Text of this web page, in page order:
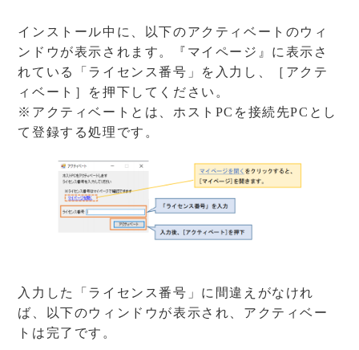
インストール中に、以下のアクティベートのウィ
ンドウが表示されます。『マイページ』に表示さ
れている「ライセンス番号」を入力し、［アクテ
ィベート］を押下してください。
※アクティベートとは、ホストPCを接続先PCとし
て登録する処理です。
入力した「ライセンス番号」に間違えがなけれ
ば、以下のウィンドウが表示され、アクティベー
トは完了です。